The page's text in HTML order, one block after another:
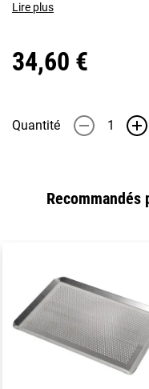
Lire plus
34,60 €
Quantité - +